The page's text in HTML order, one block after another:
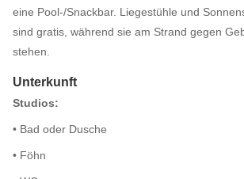
eine Pool-/Snackbar. Liegestühle und
sind gratis, während sie am Strand gegen
stehen.
Unterkunft
Studios:
• Bad oder Dusche
• Föhn